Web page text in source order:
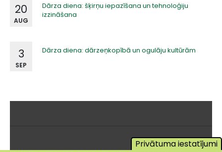
Dārza diena: šķirņu iepazīšana un tehnoloģiju
izzināšana
20
AUG
Dārza diena: dārzeņkopībā un ogulāju kultūrām
3
SEP
Privātuma iestatījumi